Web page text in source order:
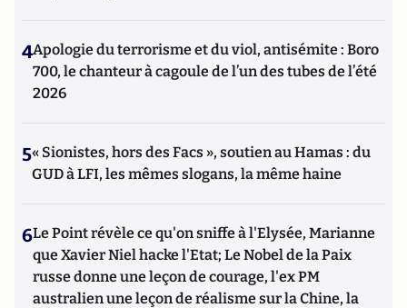
4Apologie du terrorisme et du viol, antisémite : Boro
700, le chanteur à cagoule de l’un des tubes de l’été
2026
5« Sionistes, hors des Facs », soutien au Hamas : du
GUD à LFI, les mêmes slogans, la même haine
6Le Point révèle ce qu'on sniffe à l'Elysée, Marianne
que Xavier Niel hacke l'Etat; Le Nobel de la Paix
russe donne une leçon de courage, l'ex PM
australien une leçon de réalisme sur la Chine, la